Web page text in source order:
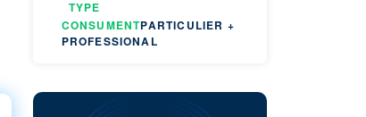
TYPE
CONSUMENTPARTICULIER +
PROFESSIONAL